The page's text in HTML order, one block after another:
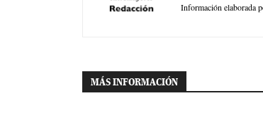
Información elaborada
MÁS INFORMACIÓN